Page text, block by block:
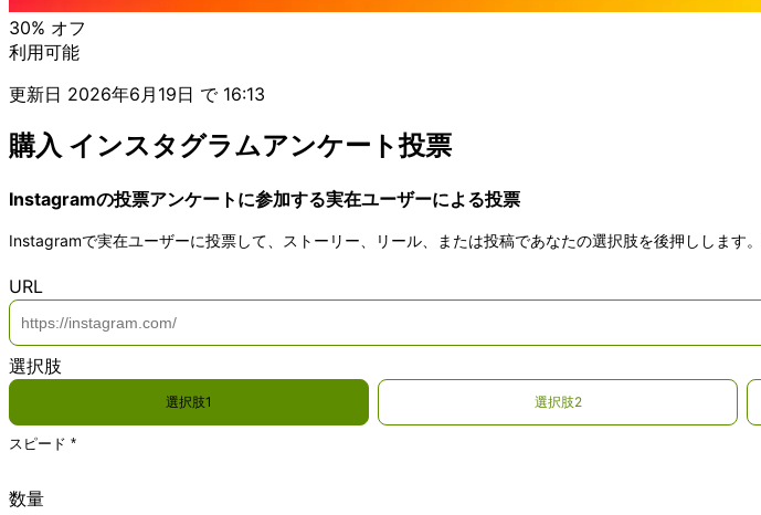
30% オフ
利用可能
更新日 2026年6月19日 で 16:13
購入 インスタグラムアンケート投票
Instagramの投票アンケートに参加する実在ユーザーによる投票
Instagramで実在ユーザーに投票して、ストーリー、リール、または投稿であなたの選択肢を後押しします
URL
選択肢
選択肢1 選択肢2
スピード *
Options total
数量